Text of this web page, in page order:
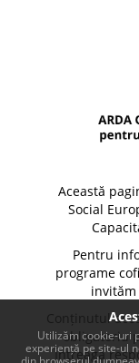
Această
Social
Pentru
programe
Conținutul
obligatoriu
Întreaga
Utilizăm cookie-uri
experiență pe site-ul